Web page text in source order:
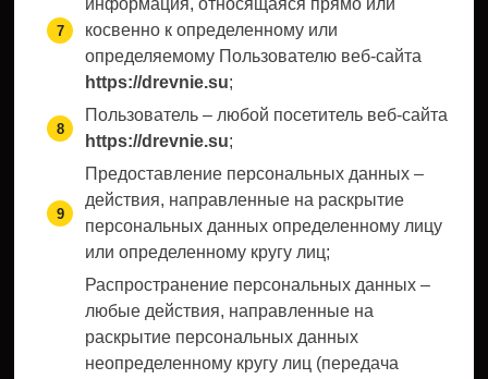
информация, относящаяся прямо или
косвенно к определенному или
определяемому Пользователю веб-сайта
https://drevnie.su;
Пользователь – любой посетитель веб-сайта
https://drevnie.su;
Предоставление персональных данных –
действия, направленные на раскрытие
персональных данных определенному лицу
или определенному кругу лиц;
Распространение персональных данных –
любые действия, направленные на
раскрытие персональных данных
неопределенному кругу лиц (передача